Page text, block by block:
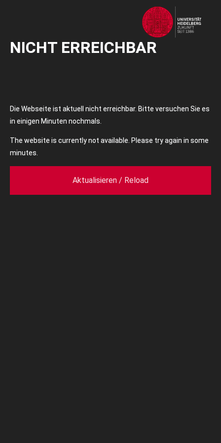
NICHT ERREICHBAR
Die Webseite ist aktuell nicht erreichbar. Bitte versuchen Sie es
in einigen Minuten nochmals.
The website is currently not available. Please try again in some
minutes.
Aktualisieren / Reload